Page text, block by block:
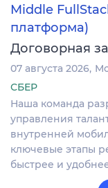
Middle
платформа)
Договорная
07 августа 2026
СБЕР
Наша команда
управления
внутренней
ключевые этапы
быстрее и